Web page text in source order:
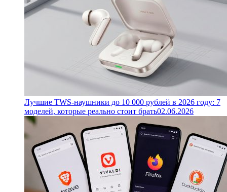
Лучшие TWS-наушники до 10 000 рублей в 2026 году: 7
моделей, которые реально стоит брать02.06.2026